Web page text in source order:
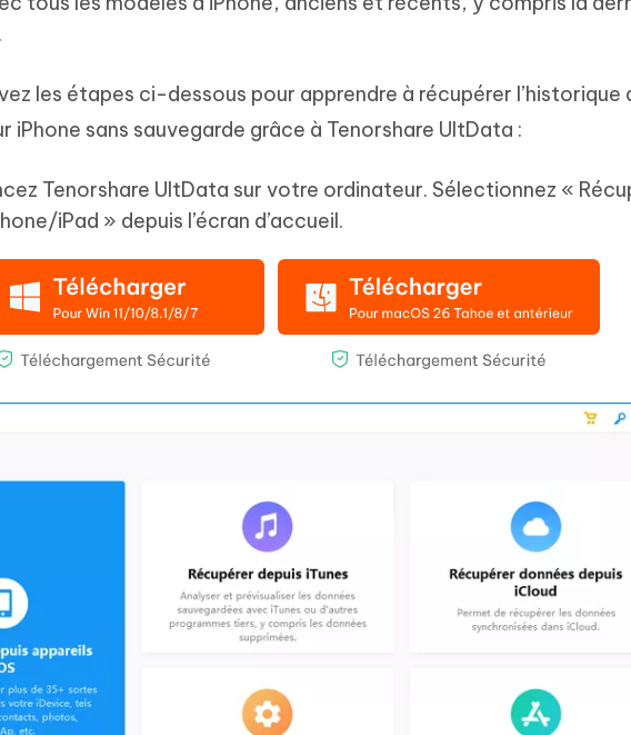
les étapes ci-dessous pour apprendre à récupérer l’historique
iPhone sans sauvegarde grâce à Tenorshare UltData :
Tenorshare UltData sur votre ordinateur. Sélectionnez «
iPad » depuis l’écran d’accueil.